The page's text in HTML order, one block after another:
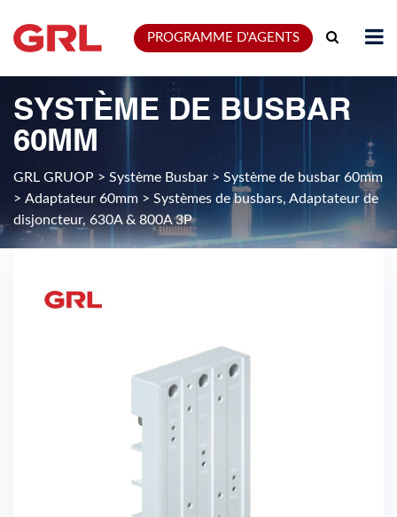
PROGRAMME D'AGENTS
SYSTÈME DE BUSBAR
60MM
GRL GRUOP > Système Busbar > Système de busbar 60mm
> Adaptateur 60mm > Systèmes de busbars, Adaptateur de
disjoncteur, 630A & 800A 3P